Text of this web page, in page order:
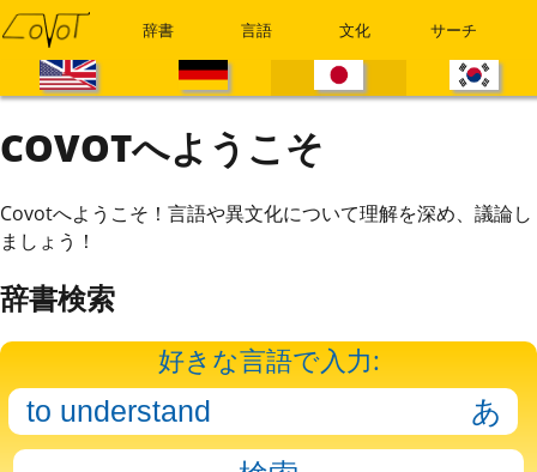
辞書 言語 文化 サーチ
COVOTへようこそ
Covotへようこそ！言語や異文化について理解を深め、議論し
ましょう！
辞書検索
好きな言語で入力: